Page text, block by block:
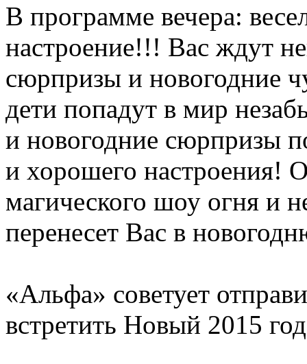
В программе вечера:
настроение!!! Вас ждут
сюрпризы и новогодние
дети попадут в мир
и новогодние сюрпризы
и хорошего настроения!
магического шоу огня и
перенесет Вас в
«Альфа» советует
встретить Новый 2015